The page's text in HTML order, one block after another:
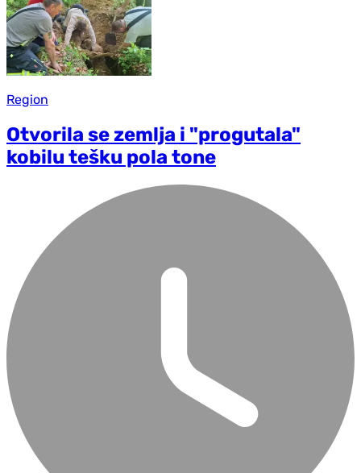
Region
Otvorila se zemlja i "progutala"
kobilu tešku pola tone